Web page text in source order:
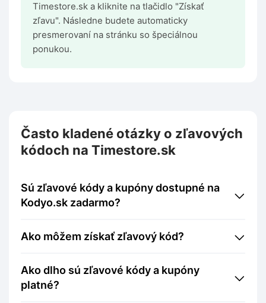
Timestore.sk a kliknite na tlačidlo "Získať
zľavu". Následne budete automaticky
presmerovaní na stránku so špeciálnou
ponukou.
Často kladené otázky o zľavových
kódoch na Timestore.sk
Sú zľavové kódy a kupóny dostupné na
Kodyo.sk zadarmo?
Ako môžem získať zľavový kód?
Ako dlho sú zľavové kódy a kupóny
platné?